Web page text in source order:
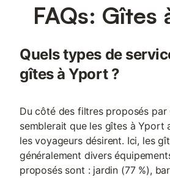
FAQs: Gîtes
Quels types de
gîtes à Yport ?
Du côté des filtres proposés par
semblerait que les gîtes à Yport
les voyageurs désirent. Ici, les
généralement divers
proposés sont : jardin (77 %),